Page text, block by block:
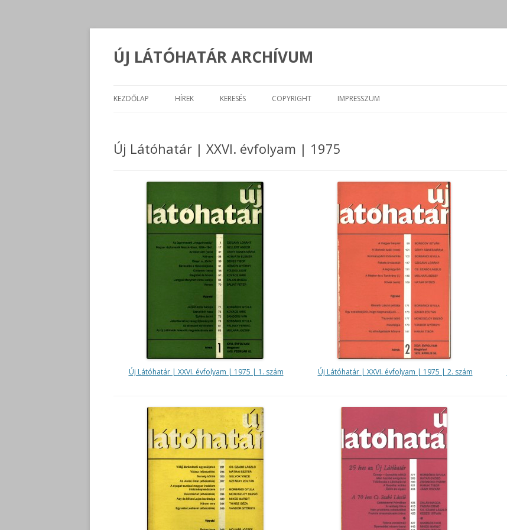
ÚJ LÁTÓHATÁR ARCHÍVUM
KEZDŐLAP HÍREK KERESÉS COPYRIGHT IMPRESSZUM
Új Látóhatár | XXVI. évfolyam | 1975
Új Látóhatár | XXVI. évfolyam | 1975 | 1. szám Új Látóhatár | XXVI. évfolyam | 1975 | 2. szám